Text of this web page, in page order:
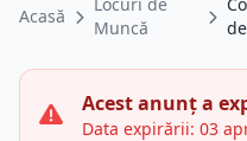
Acasă
Muncă
Acest anunț a
Data expirării: 03